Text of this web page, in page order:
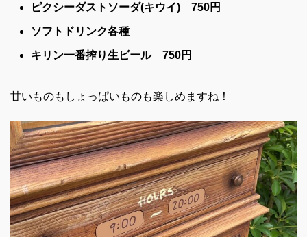
ピクシーダストソーダ(キウイ) 750円
ソフトドリンク各種
キリン一番搾り生ビール 750円
甘いものもしょっぱいものも楽しめますね！